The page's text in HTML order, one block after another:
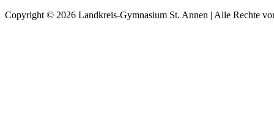
Copyright © 2026 Landkreis-Gymnasium St. Annen | Alle Rechte